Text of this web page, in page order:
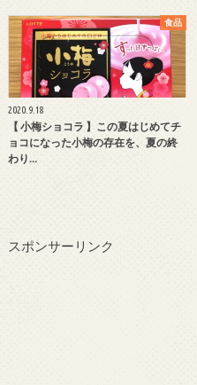
食品
2020.9.18
【 小梅ショコラ 】この夏はじめてチ
ョコになった小梅の存在を、夏の終
わり…
スポンサーリンク